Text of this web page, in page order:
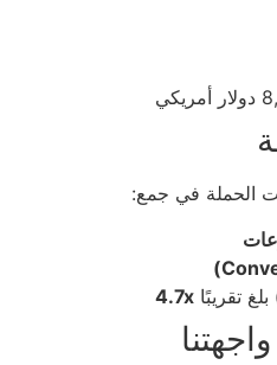
الحملة في جمع:
بلغ تقريبًا 4.7x